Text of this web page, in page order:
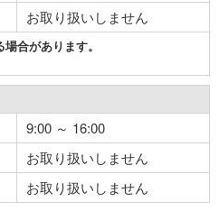
お取り扱いしません
合があります。
9:00 ～ 16:00
お取り扱いしません
お取り扱いしません